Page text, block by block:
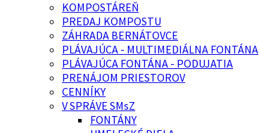
KOMPOSTÁREŇ
PREDAJ KOMPOSTU
ZÁHRADA BERNÁTOVCE
PLÁVAJÚCA - MULTIMEDIÁLNA FONTÁNA
PLÁVAJÚCA FONTÁNA - PODUJATIA
PRENÁJOM PRIESTOROV
CENNÍKY
V SPRÁVE SMsZ
FONTÁNY